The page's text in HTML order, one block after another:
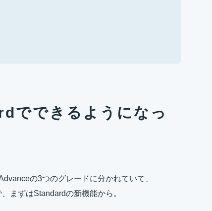
できるようになっ
の3つのグレードに分かれていて、
まずはStandardの新機能から。